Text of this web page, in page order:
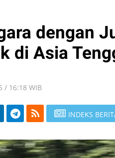
dengan
di Asia
/ 16:18 WIB
INDEKS